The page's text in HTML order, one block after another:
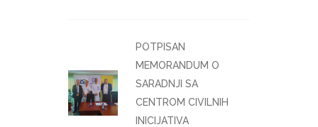
POTPISAN
MEMORANDUM O
SARADNJI SA
CENTROM CIVILNIH
INICIJATIVA